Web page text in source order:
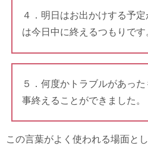
４．明日はお出かけする予
は今日中に終えるつもりです
５．何度かトラブルがあっ
事終えることができました。
この言葉がよく使われる場面と